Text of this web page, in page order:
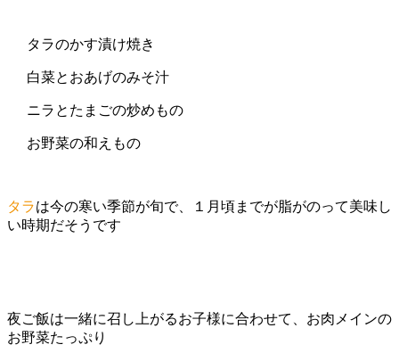
タラのかす漬け焼き
白菜とおあげのみそ汁
ニラとたまごの炒めもの
お野菜の和えもの
タラは今の寒い季節が旬で、１月頃までが脂がのって美味し
い時期だそうです
夜ご飯は一緒に召し上がるお子様に合わせて、お肉メインの
お野菜たっぷり